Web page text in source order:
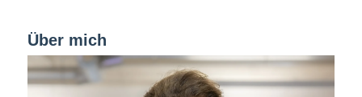
Über mich